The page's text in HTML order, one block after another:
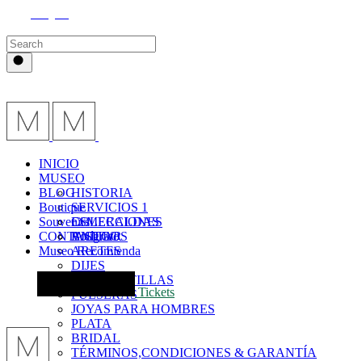
INICIO
MUSEO
HISTORIA
SERVICIOS 1
COLECCIONES
VISITAR
BLOG
Boutique
ESMERALDAS
ANILLOS
ARETES
DIJES
GARGANTILLAS
PULSERAS
JOYAS PARA HOMBRES
PLATA
BRIDAL
TÉRMINOS,CONDICIONES & GARANTÍA
Souvenirs
Bolígrafo
CONTACTO
Museo Recomienda
Tickets